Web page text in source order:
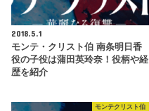
2018.5.1
モンテ・クリスト伯 南条明日香
役の子役は蒲田英玲奈！役柄や経
歴を紹介
モンテクリスト伯